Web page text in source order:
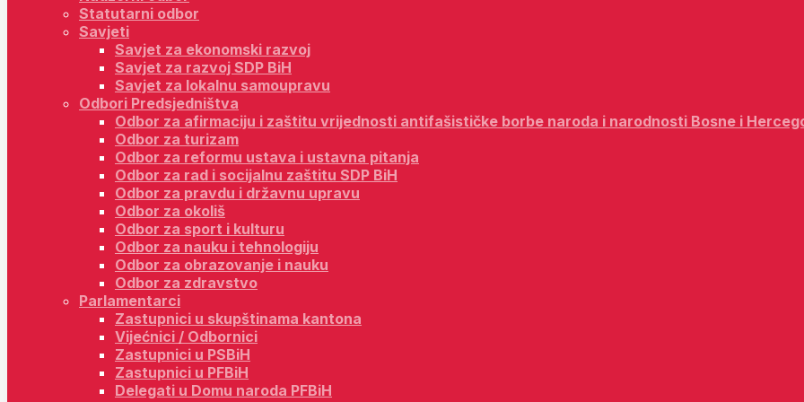
Statutarni odbor
Savjeti
Savjet za ekonomski razvoj
Savjet za razvoj SDP BiH
Savjet za lokalnu samoupravu
Odbori Predsjedništva
Odbor za afirmaciju i zaštitu vrijednosti antifašističke borbe naroda i narodnosti Bosne i
Odbor za turizam
Odbor za reformu ustava i ustavna pitanja
Odbor za rad i socijalnu zaštitu SDP BiH
Odbor za pravdu i državnu upravu
Odbor za okoliš
Odbor za sport i kulturu
Odbor za nauku i tehnologiju
Odbor za obrazovanje i nauku
Odbor za zdravstvo
Parlamentarci
Zastupnici u skupštinama kantona
Vijećnici / Odbornici
Zastupnici u PSBiH
Zastupnici u PFBiH
Delegati u Domu naroda PFBiH